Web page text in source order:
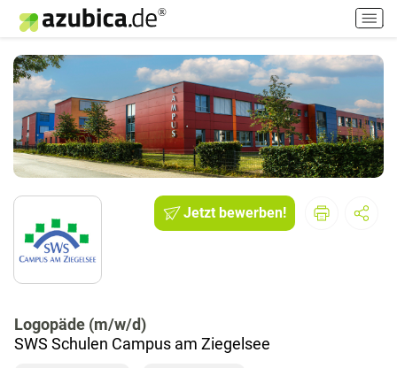
H
a
u
p
m
e
n
ü
i
Jetzt bewerben!
Logopäde (m/w/d)
SWS Schulen Campus am Ziegelsee